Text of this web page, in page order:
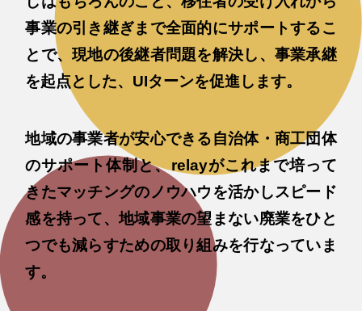
事業の引き継ぎまで全面的にサポートするこ
とで、現地の後継者問題を解決し、事業承継
を起点とした、UIターンを促進します。
地域の事業者が安心できる自治体・商工団体
のサポート体制と、relayがこれまで培って
きたマッチングのノウハウを活かしスピード
感を持って、地域事業の望まない廃業をひと
つでも減らすための取り組みを行なっていま
す。